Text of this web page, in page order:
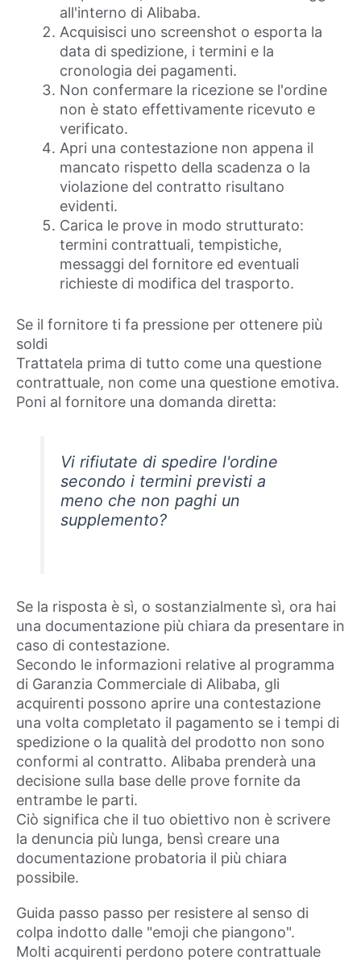
all'interno di Alibaba.
Acquisisci uno screenshot o esporta la
data di spedizione, i termini e la
cronologia dei pagamenti.
Non confermare la ricezione se l'ordine
non è stato effettivamente ricevuto e
verificato.
Apri una contestazione non appena il
mancato rispetto della scadenza o la
violazione del contratto risultano
evidenti.
Carica le prove in modo strutturato:
termini contrattuali, tempistiche,
messaggi del fornitore ed eventuali
richieste di modifica del trasporto.
Se il fornitore ti fa pressione per ottenere più
soldi
Trattatela prima di tutto come una questione
contrattuale, non come una questione emotiva.
Poni al fornitore una domanda diretta:
Vi rifiutate di spedire l'ordine
secondo i termini previsti a
meno che non paghi un
supplemento?
Se la risposta è sì, o sostanzialmente sì, ora hai
una documentazione più chiara da presentare in
caso di contestazione.
Secondo le informazioni relative al programma
di Garanzia Commerciale di Alibaba, gli
acquirenti possono aprire una contestazione
una volta completato il pagamento se i tempi di
spedizione o la qualità del prodotto non sono
conformi al contratto. Alibaba prenderà una
decisione sulla base delle prove fornite da
entrambe le parti.
Ciò significa che il tuo obiettivo non è scrivere
la denuncia più lunga, bensì creare una
documentazione probatoria il più chiara
possibile.
Guida passo passo per resistere al senso di
colpa indotto dalle "emoji che piangono".
Molti acquirenti perdono potere contrattuale